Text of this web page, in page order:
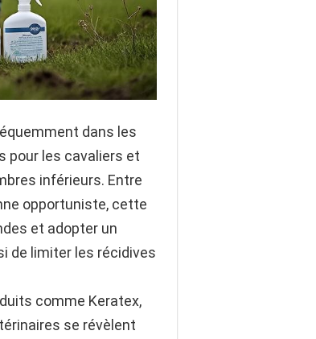
dans les
pour les cavaliers et
inférieurs. Entre
opportuniste, cette
et adopter un
de limiter les récidives
comme Keratex,
se révèlent